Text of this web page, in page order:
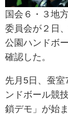
国会６・３地
委員会が２日
公園ハンドボ
確認した。
先月5日、蚕室
ンドボール競
鎖デモ」が始